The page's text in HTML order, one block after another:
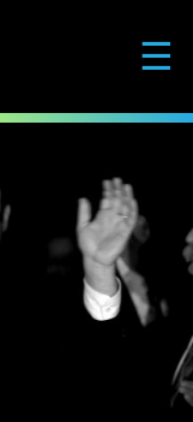
☰